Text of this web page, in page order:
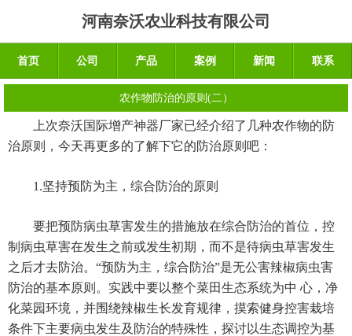
河南奈沃农业科技有限公司
首页 公司 产品 案例 新闻 联系
农作物防治的原则(二）
上次奈沃国际增产神器厂家已经介绍了几种农作物的防
治原则，今天再更多的了解下它的防治原则吧：
1.坚持预防为主，综合防治的原则
要把预防病虫草害发生的措施放在综合防治的首位，控
制病虫草害在发生之前或发生初期，而不是待病虫草害发生
之后才去防治。“预防为主，综合防治”是无公害辣椒病虫害
防治的基本原则。实践中要以整个菜田生态系统为中 心，净
化菜园环境，并围绕辣椒生长发育规律，摸索健身控害栽培
条件下主要病虫发生及防治的特殊性，探讨以生态调控为基